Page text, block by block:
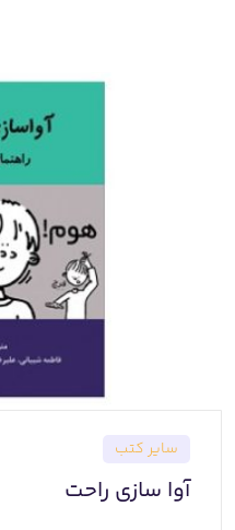
سایر کتب
آوا سازی راحت